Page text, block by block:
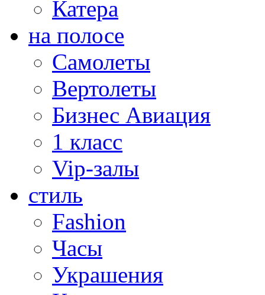
Катера
на полосе
Самолеты
Вертолеты
Бизнес Авиация
1 класс
Vip-залы
стиль
Fashion
Часы
Украшения